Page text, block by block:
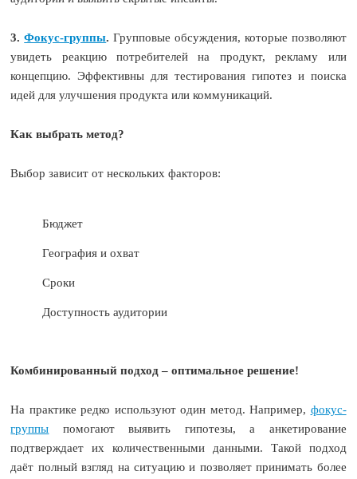
3.Фокус-группы. Групповые обсуждения, которые позволяют
увидеть реакцию потребителей на продукт, рекламу или
концепцию. Эффективны для тестирования гипотез и поиска
идей для улучшения продукта или коммуникаций.
Как выбрать метод?
Выбор зависит от нескольких факторов:
Бюджет
География и охват
Сроки
Доступность аудитории
Комбинированный подход – оптимальное решение!
На практике редко используют один метод. Например, фокус-
группы помогают выявить гипотезы, а анкетирование
подтверждает их количественными данными. Такой подход
даёт полный взгляд на ситуацию и позволяет принимать более